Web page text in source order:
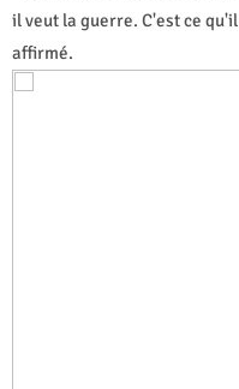
il veut la guerre. C'est ce
affirmé.